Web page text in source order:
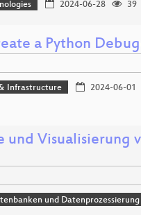
2024-06-28 39
a Python
Infrastructure 2024-06-01
und Visualisierung
und Datenprozessierung